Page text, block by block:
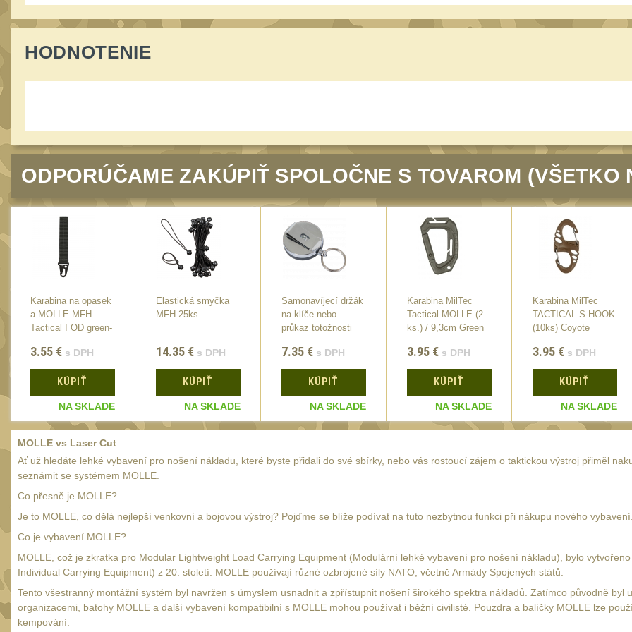
HODNOTENIE
ODPORÚČAME ZAKÚPIŤ SPOLOČNE S TOVAROM (VŠETKO
Karabina na opasek
a MOLLE MFH
Tactical I OD green-
3.55 € s DPH
KÚPIŤ
NA SKLADE
Elastická smyčka
MFH 25ks.
14.35 € s DPH
KÚPIŤ
NA SKLADE
Samonavíjecí držák
na klíče nebo
průkaz totožnosti
7.35 € s DPH
KÚPIŤ
NA SKLADE
Karabina MilTec
Tactical MOLLE (2
ks.) / 9,3cm Green
3.95 € s DPH
KÚPIŤ
NA SKLADE
Karabina MilTec
TACTICAL S-HOOK
(10ks) Coyote
3.95 € s DPH
KÚPIŤ
NA SKLADE
MOLLE vs Laser Cut
Ať už hledáte lehké vybavení pro nošení nákladu, které byste přidali do své sbírky, nebo vás rostoucí zájem o taktickou výstroj přiměl
seznámit se systémem MOLLE.
Co přesně je MOLLE?
Je to MOLLE, co dělá nejlepší venkovní a bojovou výstroj? Pojďme se blíže podívat na tuto nezbytnou funkci při nákupu nového vybavení.
Co je vybavení MOLLE?
MOLLE, což je zkratka pro Modular Lightweight Load Carrying Equipment (Modulární lehké vybavení pro nošení nákladu), bylo
Individual Carrying Equipment) z 20. století. MOLLE používají různé ozbrojené síly NATO, včetně Armády Spojených států.
Tento všestranný montážní systém byl navržen s úmyslem usnadnit a zpřístupnit nošení širokého spektra nákladů. Zatímco původně
organizacemi, batohy MOLLE a další vybavení kompatibilní s MOLLE mohou používat i běžní civilisté. Pouzdra a balíčky MOLLE lze
kempování.